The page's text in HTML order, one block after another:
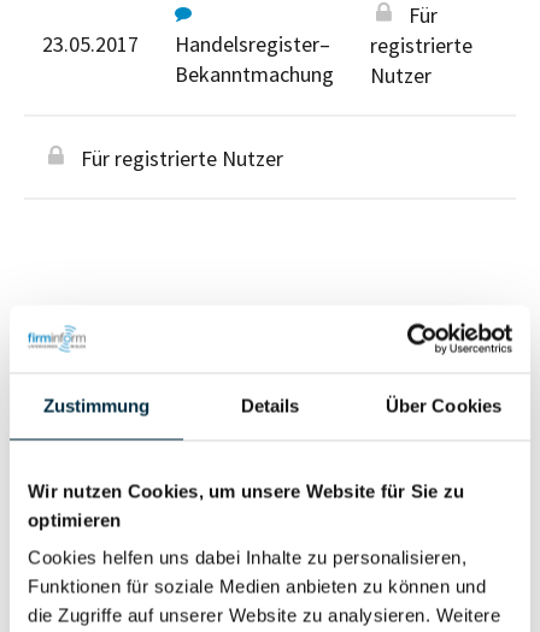
Zustimmung Details Über Cookies
Wir nutzen Cookies, um unsere Website für Sie zu
optimieren
Cookies helfen uns dabei Inhalte zu personalisieren,
Funktionen für soziale Medien anbieten zu können und
die Zugriffe auf unserer Website zu analysieren. Weitere
23.05.2017
Handelsregister–
Bekanntmachung
Für
registrierte
Nutzer
Für registrierte Nutzer
Personen im Unternehmen
Wirtschaftlich
Berechtigter
Vollständiges
Unternehmensprofil
anfragen